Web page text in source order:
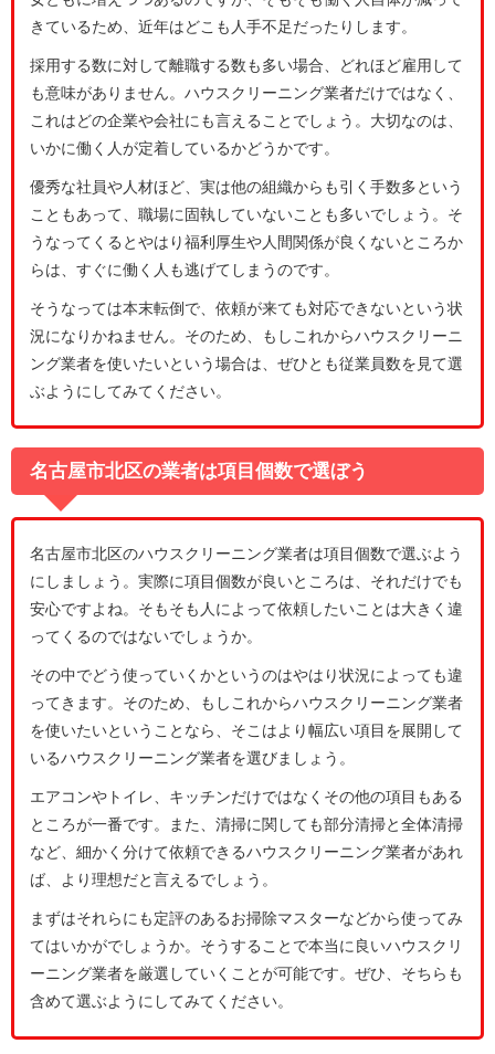
きているため、近年はどこも人手不足だったりします。
採用する数に対して離職する数も多い場合、どれほど雇用して
も意味がありません。ハウスクリーニング業者だけではなく、
これはどの企業や会社にも言えることでしょう。大切なのは、
いかに働く人が定着しているかどうかです。
優秀な社員や人材ほど、実は他の組織からも引く手数多という
こともあって、職場に固執していないことも多いでしょう。そ
うなってくるとやはり福利厚生や人間関係が良くないところか
らは、すぐに働く人も逃げてしまうのです。
そうなっては本末転倒で、依頼が来ても対応できないという状
況になりかねません。そのため、もしこれからハウスクリーニ
ング業者を使いたいという場合は、ぜひとも従業員数を見て選
ぶようにしてみてください。
名古屋市北区の業者は項目個数で選ぼう
名古屋市北区のハウスクリーニング業者は項目個数で選ぶよう
にしましょう。実際に項目個数が良いところは、それだけでも
安心ですよね。そもそも人によって依頼したいことは大きく違
ってくるのではないでしょうか。
その中でどう使っていくかというのはやはり状況によっても違
ってきます。そのため、もしこれからハウスクリーニング業者
を使いたいということなら、そこはより幅広い項目を展開して
いるハウスクリーニング業者を選びましょう。
エアコンやトイレ、キッチンだけではなくその他の項目もある
ところが一番です。また、清掃に関しても部分清掃と全体清掃
など、細かく分けて依頼できるハウスクリーニング業者があれ
ば、より理想だと言えるでしょう。
まずはそれらにも定評のあるお掃除マスターなどから使ってみ
てはいかがでしょうか。そうすることで本当に良いハウスクリ
ーニング業者を厳選していくことが可能です。ぜひ、そちらも
含めて選ぶようにしてみてください。